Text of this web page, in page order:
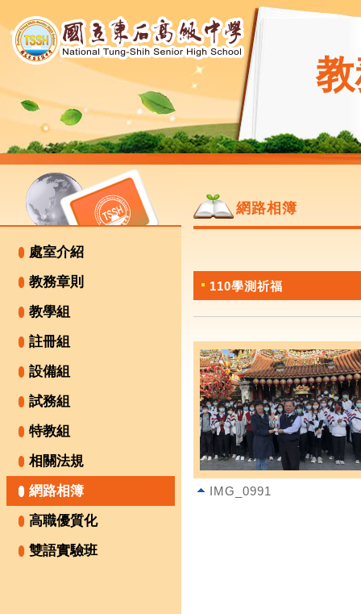
處室介紹
教務章則
教學組
註冊組
設備組
試務組
特教組
相關法規
網路相簿
高職優質化
雙語實驗班
網路相簿
110學測祈福
IMG_0991